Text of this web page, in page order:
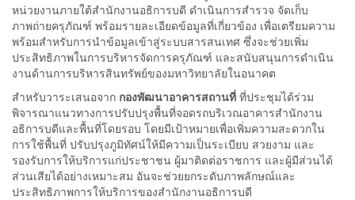
หน่วยงานภายใต้สำนักงานอธิการบดี ดำเนินการสำรวจ จัดเก็บ
ภาพถ่ายครุภัณฑ์ พร้อมรายละเอียดข้อมูลที่เกี่ยวข้อง เพื่อเตรียมความ
พร้อมสำหรับการนำข้อมูลเข้าสู่ระบบสารสนเทศ ซึ่งจะช่วยเพิ่ม
ประสิทธิภาพในการบริหารจัดการครุภัณฑ์ และสนับสนุนการดำเนิน
งานด้านการบริหารสินทรัพย์ของมหาวิทยาลัยในอนาคต
สำหรับวาระเสนอจาก กองพัฒนาอาคารสถานที่ ที่ประชุมได้ร่วม
พิจารณาแนวทางการปรับปรุงพื้นที่จอดรถบริเวณอาคารสำนักงาน
อธิการบดีและพื้นที่โดยรอบ โดยมีเป้าหมายเพื่อเพิ่มความสะดวกใน
การใช้พื้นที่ ปรับปรุงภูมิทัศน์ให้มีความเป็นระเบียบ สวยงาม และ
รองรับการให้บริการแก่ประชาชน ผู้มาติดต่อราชการ และผู้มีส่วนได้
ส่วนเสียได้อย่างเหมาะสม อันจะช่วยยกระดับภาพลักษณ์และ
ประสิทธิภาพการให้บริการของสำนักงานอธิการบดี